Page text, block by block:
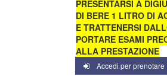
PRESENTARSI A
DI BERE 1 LITRO DI
E TRATTENERSI
PORTARE ESAMI
ALLA PRESTAZIONE
Accedi per prenotare